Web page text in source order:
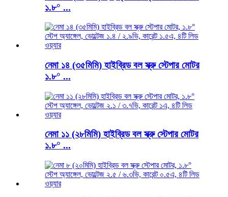
১.৮° ...
নেমা ১৪ (৩৫মিমি) হাইব্রিড বল স্ক্রু স্টেপার মোটর
১.৮° ...
নেমা ১১ (২৮মিমি) হাইব্রিড বল স্ক্রু স্টেপার মোটর
১.৮° ...